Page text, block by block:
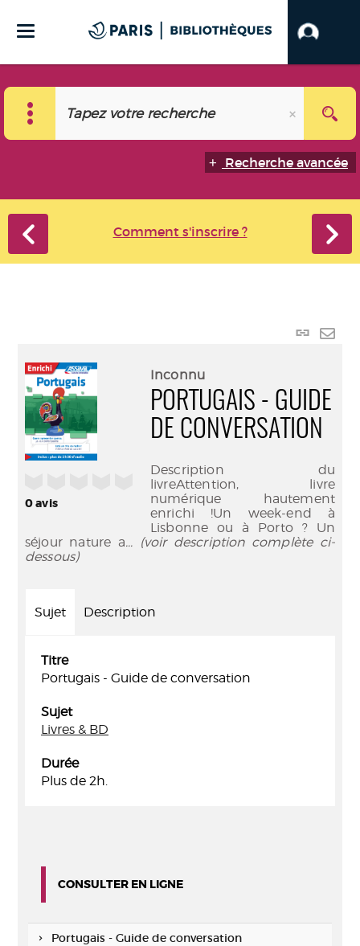
Recherche avancée
Comment s'inscrire ?
Lien
mail
0avis
Inconnu
PORTUGAIS - GUIDE
DE CONVERSATION
Description du
livreAttention, livre
numérique hautement
enrichi !Un week-end à
Lisbonne ou à Porto ? Un
séjour nature a... (voir description complète ci-
dessous)
Sujet Description
Titre
Portugais - Guide de conversation
Sujet
Livres & BD
Durée
Plus de 2h.
CONSULTER EN LIGNE
Portugais - Guide de conversation